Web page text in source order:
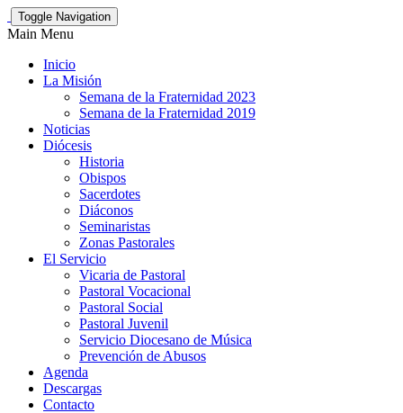
Toggle Navigation
Main Menu
Inicio
La Misión
Semana de la Fraternidad 2023
Semana de la Fraternidad 2019
Noticias
Diócesis
Historia
Obispos
Sacerdotes
Diáconos
Seminaristas
Zonas Pastorales
El Servicio
Vicaria de Pastoral
Pastoral Vocacional
Pastoral Social
Pastoral Juvenil
Servicio Diocesano de Música
Prevención de Abusos
Agenda
Descargas
Contacto